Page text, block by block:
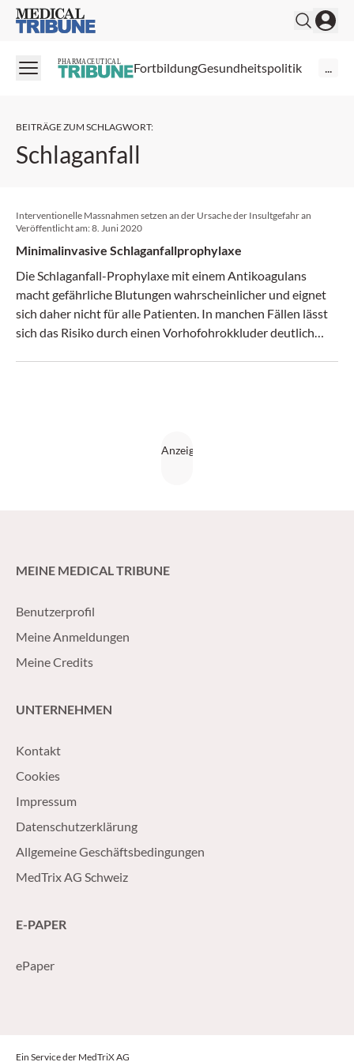
Medical Tribune
PHARMACEUTICAL FortbildungGesundheitspolitik ...
BEITRÄGE ZUM SCHLAGWORT:
Schlaganfall
Interventionelle Massnahmen setzen an der Ursache der Insultgefahr an
Veröffentlicht am:8. Juni 2020
Minimalinvasive Schlaganfallprophylaxe
Die Schlaganfall-Prophylaxe mit einem Antikoagulans
macht gefährliche Blutungen wahrscheinlicher und eignet
sich daher nicht für alle Patienten. In manchen Fällen lässt
sich das Risiko durch einen Vorhofohr­okkluder deutlich
MEINE MEDICAL TRIBUNE
Benutzerprofil
Meine Anmeldungen
Meine Credits
UNTERNEHMEN
Kontakt
Cookies
Impressum
Datenschutzerklärung
Allgemeine Geschäftsbedingungen
MedTrix AG Schweiz
E-PAPER
ePaper
Ein Service der MedTriX AG